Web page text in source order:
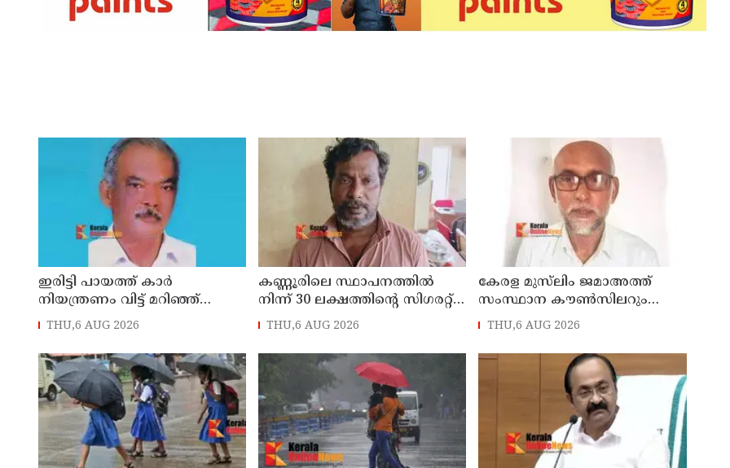
ഇരിട്ടി പായത്ത് കാർ
നിയന്ത്രണം വിട്ട് മറിഞ്ഞ്
തളിപ്പറമ്പിലെ ആദ്യ കാല
THU,6 AUG 2026
കണ്ണൂരിലെ സ്ഥാപനത്തിൽ
നിന്ന് 30 ലക്ഷത്തിന്റെ സിഗരറ്റ്
മോഷണം: തമിഴ്‌നാട്
തെങ്കാശിയിൽ പിടിയിൽ
THU,6 AUG 2026
കേരള മുസ്‌ലിം ജമാഅത്ത്
സംസ്ഥാന കൗൺസിലറും
തളിപ്പറമ്പിലെ മുതിർന്ന മാധ്യമ
അലി മൊഗ്രാൽ നിര്യാതനായി
THU,6 AUG 2026